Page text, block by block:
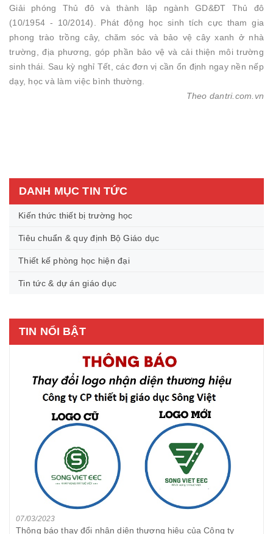
DANH MỤC TIN TỨC
Kiến thức thiết bị trường học
Tiêu chuẩn & quy định Bộ Giáo dục
Thiết kế phòng học hiện đại
Tin tức & dự án giáo dục
TIN NỔI BẬT
07/03/2023
Thông báo thay đổi nhận diện thương hiệu của Công ty
Giải phóng Thủ đô và thành lập ngành GD&ĐT Thủ đô
(10/1954 - 10/2014). Phát động học sinh tích cực tham gia
phong trào trồng cây, chăm sóc và bảo vệ cây xanh ở nhà
trường, địa phương, góp phần bảo vệ và cải thiện môi trường
sinh thái. Sau kỳ nghỉ Tết, các đơn vị cần ổn định ngay nền nếp
dạy, học và làm việc bình thường.
Theo dantri.com.vn